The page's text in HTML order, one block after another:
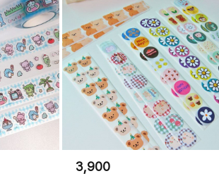
3,900